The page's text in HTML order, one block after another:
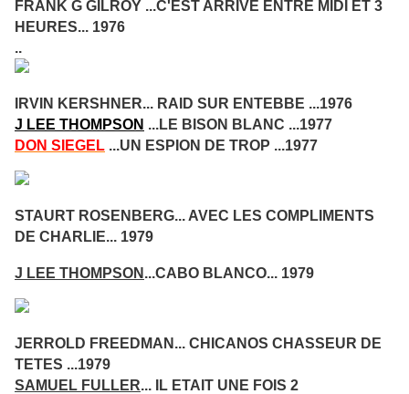
FRANK G GILROY ...C'EST ARRIVE ENTRE MIDI ET 3
HEURES... 1976
..
IRVIN KERSHNER... RAID SUR ENTEBBE ...1976
J LEE THOMPSON ...LE BISON BLANC ...1977
DON SIEGEL ...UN ESPION DE TROP ...1977
STAURT ROSENBERG... AVEC LES COMPLIMENTS
DE CHARLIE... 1979
J LEE THOMPSON ...CABO BLANCO... 1979
JERROLD FREEDMAN... CHICANOS CHASSEUR DE
TETES ...1979
SAMUEL FULLER... IL ETAIT UNE FOIS 2